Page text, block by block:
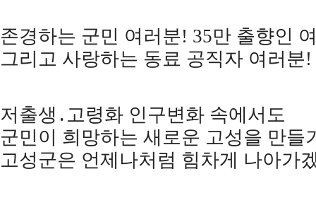
존경하는 군민 여러분! 35만 출향인
그리고 사랑하는 동료 공직자 여러분!
저출생 ․ 고령화 인구변화 속에서도
군민이 희망하는 새로운 고성을 만들
고성군은 언제나처럼 힘차게 나아가